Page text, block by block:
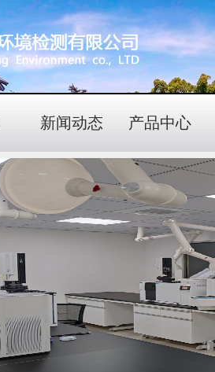
新闻动态 产品中心